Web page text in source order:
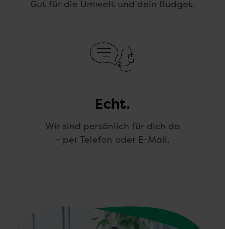
Gut für die Umwelt und dein Budget.
Echt.
Wir sind persönlich für dich da
– per Telefon oder E-Mail.